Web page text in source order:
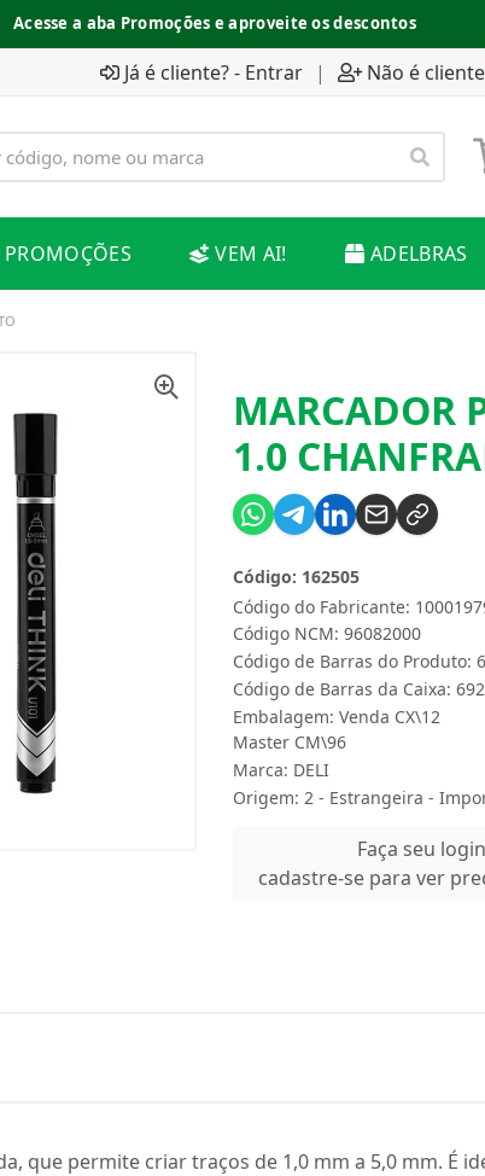
Acesse a aba Promoções e aproveite os descontos
Já é cliente? - Entrar | Não é
PROMOÇÕES VEM AI! ADELBRAS
MARCADOR
1.0
Código do Fabricante:
Código: 162505
Código NCM: 96082000
Código de Barras do Produto:
Código de Barras da Caixa:
Embalagem: Venda CX\12
Master CM\96
Marca: DELI
Origem: 2 - Estrangeira -
Faça seu
cadastre-se para ver
que permite criar traços de 1,0 mm a 5,0 mm. É